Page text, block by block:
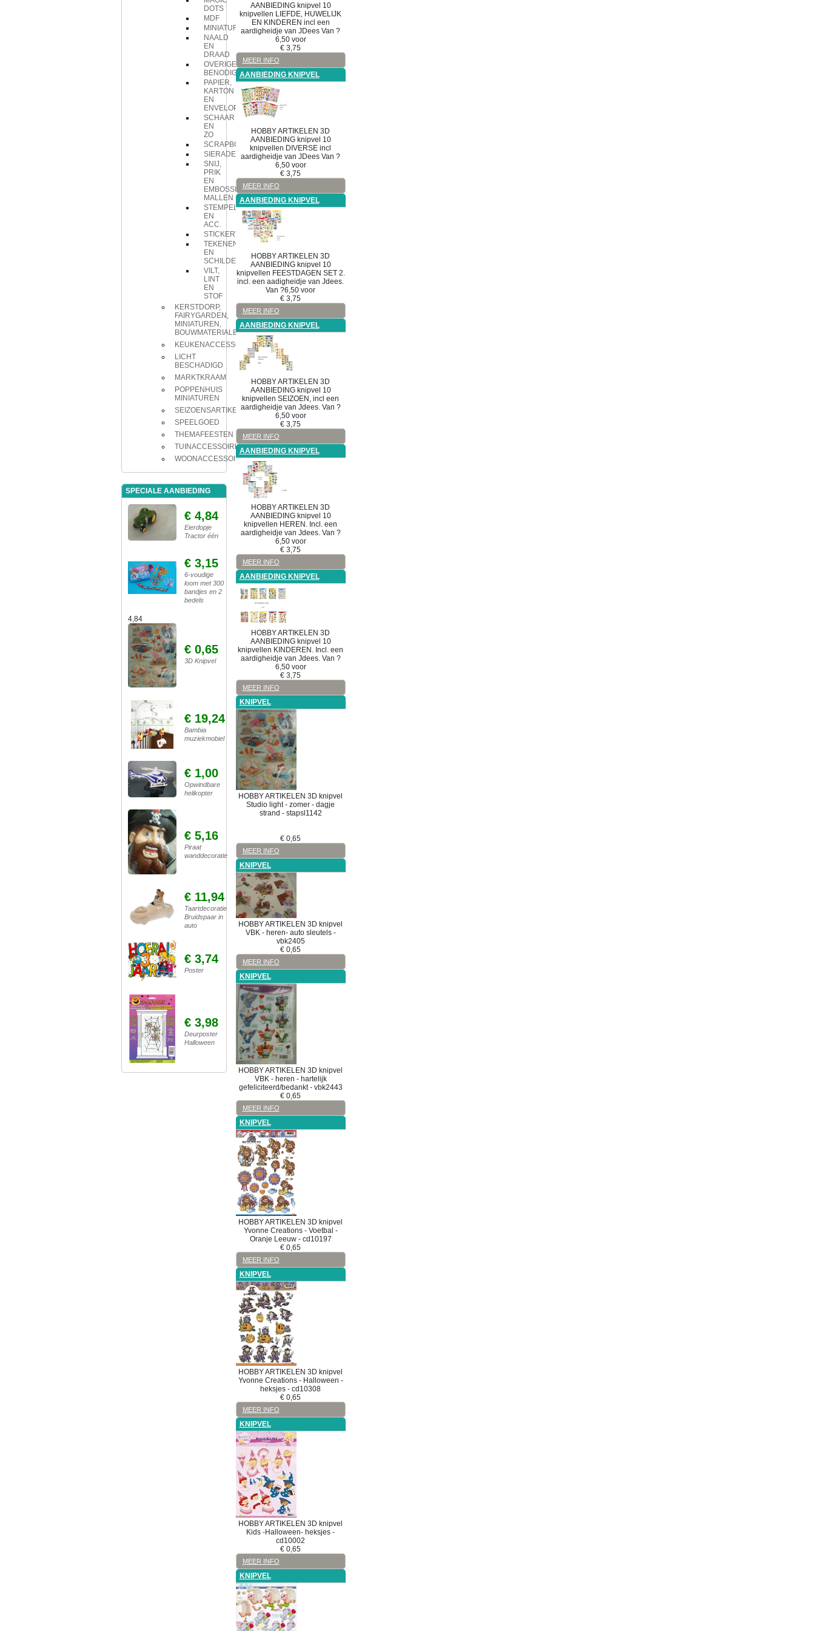
DOTS
MDF
MINIATUREN
NAALD
EN
DRAAD
OVERIGE
BENODIGDHEDEN
PAPIER,
KARTON
EN
ENVELOPPEN
SCHAAR
EN
ZO
SCRAPBOOK
SIERADEN
SNIJ,
PRIK
EN
EMBOSSING
MALLEN
STEMPELS
EN
ACC.
STICKERVELLEN
TEKENEN
EN
SCHILDEREN
VILT,
LINT
EN
STOF
KERSTDORP,
FAIRYGARDEN,
MINIATUREN,
BOUWMATERIALEN
KEUKENACCESSOIRES
LICHT
BESCHADIGD
MARKTKRAAM
POPPENHUIS
MINIATUREN
SEIZOENSARTIKELEN
SPEELGOED
THEMAFEESTEN
TUINACCESSOIRES
WOONACCESSOIRES
SPECIALE AANBIEDING
€ 4,84
Eierdopje
Tractor één
€ 3,15
6-voudige
loom met 300
bandjes en 2
bedels
4,84
€ 0,65
3D Knipvel
€ 19,24
Bambia
muziekmobiel
€ 1,00
Opwindbare
helikopter
€ 5,16
Piraat
wanddecoratie
€ 11,94
Taartdecoratie
Bruidspaar in
auto
€ 3,74
Poster
€ 3,98
Deurposter
Halloween
AANBIEDING knipvel 10
knipvellen LIEFDE, HUWELIJK
EN KINDEREN incl een
aardigheidje van JDees Van ?
6,50 voor
€3,75
MEER INFO
AANBIEDING KNIPVEL
HOBBY ARTIKELEN 3D
AANBIEDING knipvel 10
knipvellen DIVERSE incl
aardigheidje van JDees Van ?
6,50 voor
€3,75
MEER INFO
AANBIEDING KNIPVEL
HOBBY ARTIKELEN 3D
AANBIEDING knipvel 10
knipvellen FEESTDAGEN SET 2.
incl. een aadigheidje van Jdees.
Van ?6,50 voor
€3,75
MEER INFO
AANBIEDING KNIPVEL
HOBBY ARTIKELEN 3D
AANBIEDING knipvel 10
knipvellen SEIZOEN, incl een
aardigheidje van Jdees. Van ?
6,50 voor
€3,75
MEER INFO
AANBIEDING KNIPVEL
HOBBY ARTIKELEN 3D
AANBIEDING knipvel 10
knipvellen HEREN. Incl. een
aardigheidje van Jdees. Van ?
6,50 voor
€3,75
MEER INFO
AANBIEDING KNIPVEL
HOBBY ARTIKELEN 3D
AANBIEDING knipvel 10
knipvellen KINDEREN. Incl. een
aardigheidje van Jdees. Van ?
6,50 voor
€3,75
MEER INFO
KNIPVEL
HOBBY ARTIKELEN 3D knipvel
Studio light - zomer - dagje
strand - stapsl1142
€0,65
MEER INFO
KNIPVEL
HOBBY ARTIKELEN 3D knipvel
VBK - heren- auto sleutels -
vbk2405
€0,65
MEER INFO
KNIPVEL
HOBBY ARTIKELEN 3D knipvel
VBK - heren - hartelijk
gefeliciteerd/bedankt - vbk2443
€0,65
MEER INFO
KNIPVEL
HOBBY ARTIKELEN 3D knipvel
Yvonne Creations - Voetbal -
Oranje Leeuw - cd10197
€0,65
MEER INFO
KNIPVEL
HOBBY ARTIKELEN 3D knipvel
Yvonne Creations - Halloween -
heksjes - cd10308
€0,65
MEER INFO
KNIPVEL
HOBBY ARTIKELEN 3D knipvel
Kids -Halloween- heksjes -
cd10002
€0,65
MEER INFO
KNIPVEL